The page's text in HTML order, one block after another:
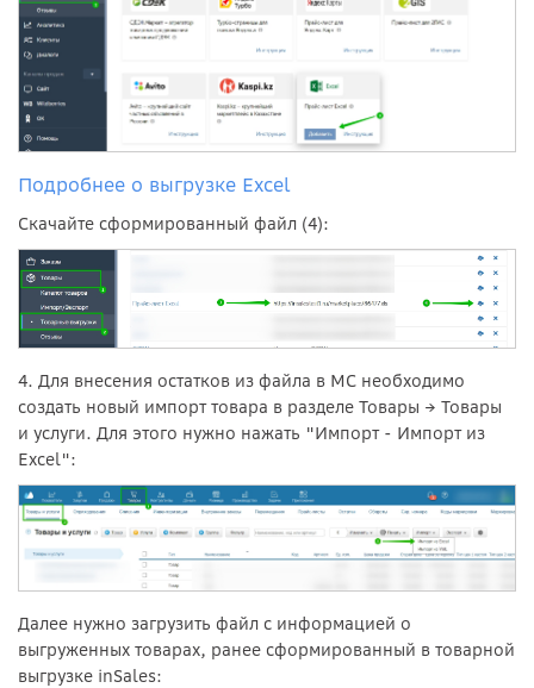
Подробнее о выгрузке Excel
Скачайте сформированный файл (4):
4. Для внесения остатков из файла в МС необходимо
создать новый импорт товара в разделе Товары → Товары
и услуги. Для этого нужно нажать "Импорт - Импорт из
Excel":
Далее нужно загрузить файл с информацией о
выгруженных товарах, ранее сформированный в товарной
выгрузке inSales: